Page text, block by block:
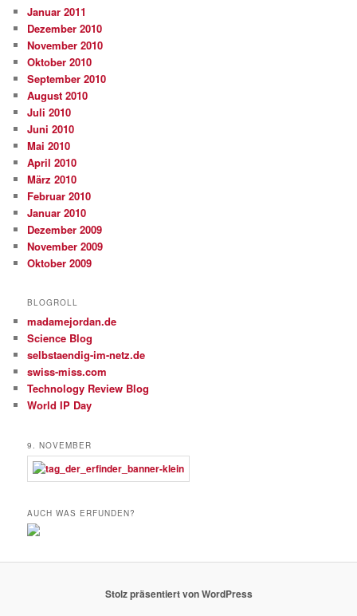
Januar 2011
Dezember 2010
November 2010
Oktober 2010
September 2010
August 2010
Juli 2010
Juni 2010
Mai 2010
April 2010
März 2010
Februar 2010
Januar 2010
Dezember 2009
November 2009
Oktober 2009
BLOGROLL
madamejordan.de
Science Blog
selbstaendig-im-netz.de
swiss-miss.com
Technology Review Blog
World IP Day
9. NOVEMBER
AUCH WAS ERFUNDEN?
Stolz präsentiert von WordPress